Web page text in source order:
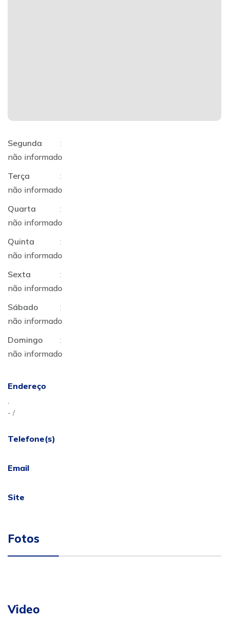
Segunda
:
não informado
Terça
:
não informado
Quarta
:
não informado
Quinta
:
não informado
Sexta
:
não informado
Sábado
:
não informado
Domingo
:
não informado
Endereço
,
- /
Telefone(s)
Email
Site
Fotos
Video